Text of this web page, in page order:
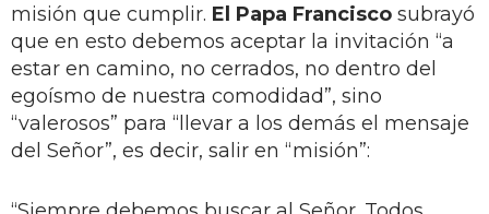
misión que cumplir. El Papa Francisco subrayó
que en esto debemos aceptar la invitación “a
estar en camino, no cerrados, no dentro del
egoísmo de nuestra comodidad”, sino
“valerosos” para “llevar a los demás el mensaje
del Señor”, es decir, salir en “misión”: